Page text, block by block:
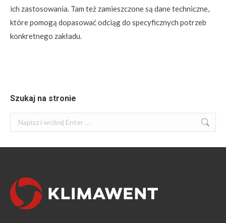
ich zastosowania. Tam też zamieszczone są dane techniczne,
które pomogą dopasować odciąg do specyficznych potrzeb
konkretnego zakładu.
Szukaj na stronie
Szukaj: